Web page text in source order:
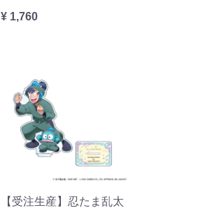
¥ 1,760
【受注生産】忍たま乱太